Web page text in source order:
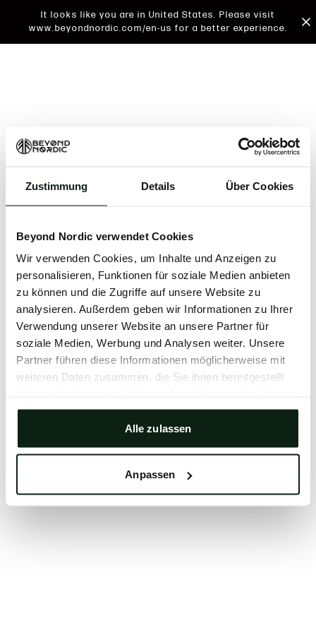
Zustimmung Details Über Cookies
Beyond Nordic verwendet Cookies
Wir verwenden Cookies, um Inhalte und Anzeigen zu
personalisieren, Funktionen für soziale Medien anbieten
zu können und die Zugriffe auf unsere Website zu
analysieren. Außerdem geben wir Informationen zu Ihrer
Verwendung unserer Website an unsere Partner für
soziale Medien, Werbung und Analysen weiter. Unsere
Partner führen diese Informationen möglicherweise mit
weiteren Daten zusammen, die Sie ihnen bereitgestellt
gesammelt haben.
Alle zulassen
Anpassen
It looks like you are in United States. Please visit
www.beyondnordic.com/en-us for a better experience.
An unknown error has occurred. An error report has
issue will be investigated.
Click the button below to refresh the website. If the
issue persists, either try waiting a moment or
reopening your browser.
Clearing your browser cache may also help in some
cases.
We apologize for the inconvenience.